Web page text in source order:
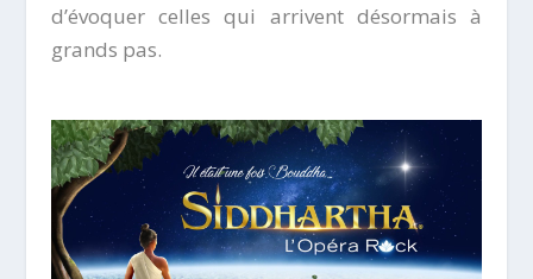
d’évoquer celles qui arrivent désormais à
grands pas.